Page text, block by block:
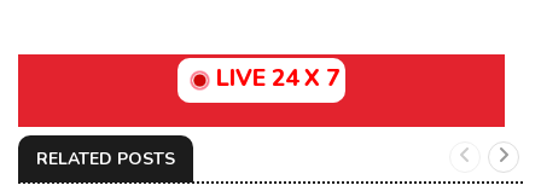
LIVE 24 X 7
RELATED POSTS